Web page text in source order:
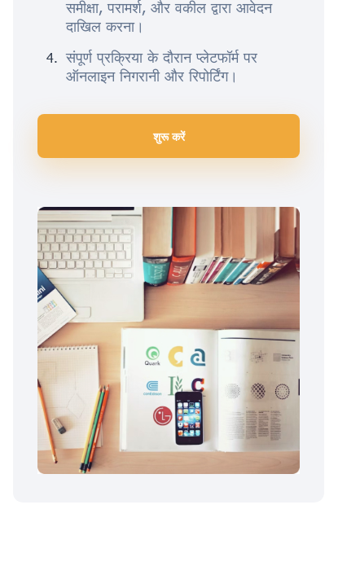
समीक्षा, परामर्श, और वकील द्वारा आवेदन
दाखिल करना।
संपूर्ण प्रक्रिया के दौरान प्लेटफॉर्म पर
ऑनलाइन निगरानी और रिपोर्टिंग।
शुरू करें